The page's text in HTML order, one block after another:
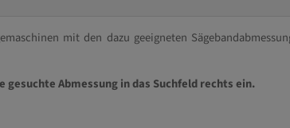
mit den dazu geeigneten
Abmessung in das Suchfeld rechts ein.